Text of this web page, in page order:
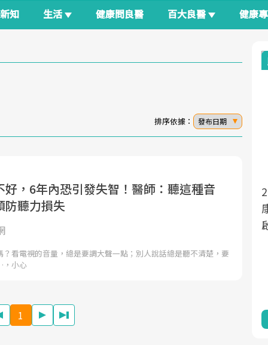
新知 生活 健康問良醫 百大良醫 健康
排序依據： 發布日期
好，6年內恐引發失智！醫師：聽這種音
防聽力損失
？看電視的音量，總是要調大聲一點；別人說話總是聽不清楚，要
小心
1
面對超高齡社會的浪潮，台灣正在快速邁
向「健康照護」的新時代。隨著國家政策
心議題。然而，健檢不只是醫療院所的服
良醫生活祭
2025年，就到良醫生活祭體驗「一站式健
康新生活」，從講座、體驗到運動，全面